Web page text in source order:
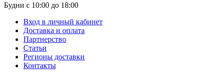
Будни с 10:00 до 18:00
Вход в личный кабинет
Доставка и оплата
Партнерство
Статьи
Регионы доставки
Контакты